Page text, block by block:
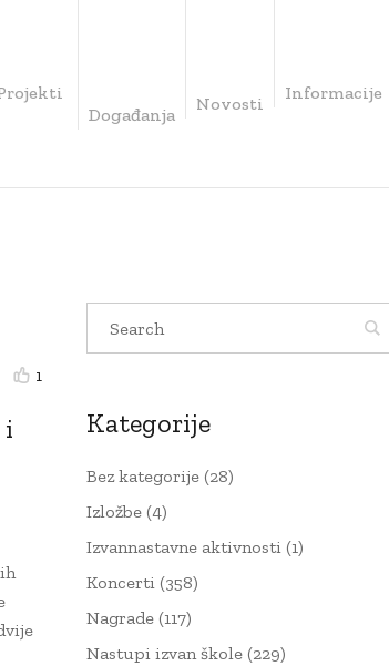
Događanja
Novosti
Informacije
1
i
Kategorije
Bez kategorije (28)
Izložbe (4)
Izvannastavne aktivnosti (1)
Koncerti (358)
Nagrade (117)
Nastupi izvan škole (229)